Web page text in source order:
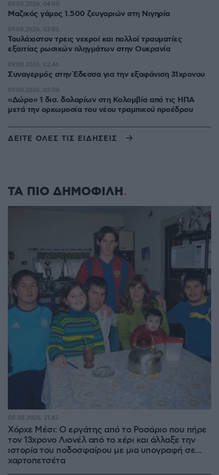
Μαζικός γάμος 1.500 ζευγαριών στη Νιγηρία
09.08.2026, 04:00
Τουλάχιστον τρεις νεκροί και πολλοί τραυματίες
εξαιτίας ρωσικών πληγμάτων στην Ουκρανία
09.08.2026, 03:05
Συναγερμός στην Έδεσσα για την εξαφάνιση 31χρονου
09.08.2026, 02:46
«Δώρο» 1 δισ. δολαρίων στη Κολομβία από τις ΗΠΑ
μετά την ορκωμοσία του νέου τραμπικού προέδρου
09.08.2026, 02:08
ΔΕΙΤΕ ΟΛΕΣ ΤΙΣ ΕΙΔΗΣΕΙΣ
ΤΑ ΠΙΟ ΔΗΜΟΦΙΛΗ
Χόρχε Μέσι: Ο εργάτης από το Ροσάριο που πήρε
τον 13χρονο Λιονέλ από το χέρι και άλλαξε την
ιστορία του ποδοσφαίρου με μια υπογραφή σε...
χαρτοπετσέτα
08.08.2026, 21:43